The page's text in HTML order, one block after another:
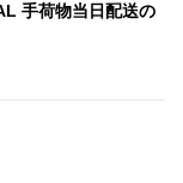
手荷物当日配送の